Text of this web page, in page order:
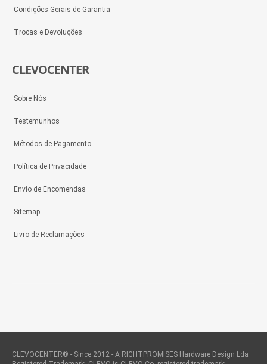
Condições Gerais de Garantia
Trocas e Devoluções
CLEVOCENTER
Sobre Nós
Testemunhos
Métodos de Pagamento
Política de Privacidade
Envio de Encomendas
Sitemap
Livro de Reclamações
CLEVOCENTER® - Since 2012 - A RIGHTPROMISES Hardware Design Lda